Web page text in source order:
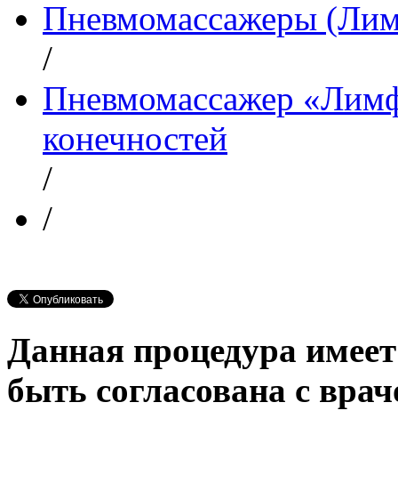
Пневмомассажеры
/
Пневмомассажер
конечностей
/
/
Данная процедура
быть согласована с